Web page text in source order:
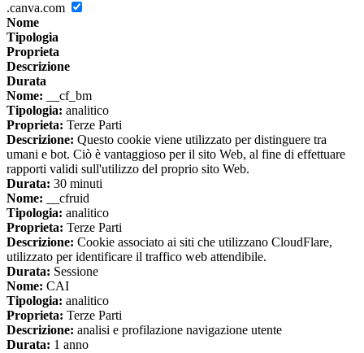
.canva.com
Nome
Tipologia
Proprieta
Descrizione
Durata
Nome: __cf_bm
Tipologia: analitico
Proprieta: Terze Parti
Descrizione: Questo cookie viene utilizzato per distinguere tra
umani e bot. Ciò è vantaggioso per il sito Web, al fine di effettuare
rapporti validi sull'utilizzo del proprio sito Web.
Durata: 30 minuti
Nome: __cfruid
Tipologia: analitico
Proprieta: Terze Parti
Descrizione: Cookie associato ai siti che utilizzano CloudFlare,
utilizzato per identificare il traffico web attendibile.
Durata: Sessione
Nome: CAI
Tipologia: analitico
Proprieta: Terze Parti
Descrizione: analisi e profilazione navigazione utente
Durata: 1 anno